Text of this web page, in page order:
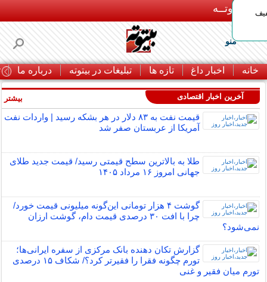
بـیتوتــه
منو
خانه اخبار داغ تازه ها تبلیغات در بیتوته درباره ما
50% تخفیف
آخرین اخبار اقتصادی
قیمت نفت به ۸۳ دلار در هر بشکه رسید | واردات نفت
آمریکا از عربستان صفر شد
طلا به بالاترین سطح قیمتی رسید/ قیمت جدید طلای
جهانی امروز ۱۶ مرداد ۱۴۰۵
گوشت ۴ هزار تومانی این‌گونه میلیونی قیمت خورد/
چرا با افت ۳۰ درصدی قیمت دام، گوشت ارزان
نمی‌شود؟
گزارش تکان‌ دهنده بانک مرکزی از سفره ایرانی‌ها؛
تورم چگونه فقرا را فقیرتر کرد؟/ شکاف ۱۵ درصدی
تورم میان فقیر و غنی
بیشتر